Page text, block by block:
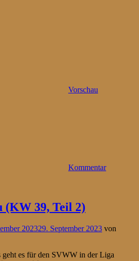
Vorschau
Kommentar
(KW 39, Teil 2)
202329. September 2023 von
geht es für den SVWW in der Liga